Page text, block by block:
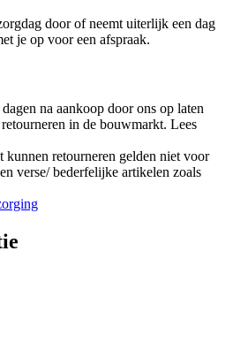
door of neemt uiterlijk een dag
je op voor een afspraak.
na aankoop door ons op laten
retourneren in de bouwmarkt. Lees
retourneren gelden niet voor
verse/ bederfelijke artikelen zoals